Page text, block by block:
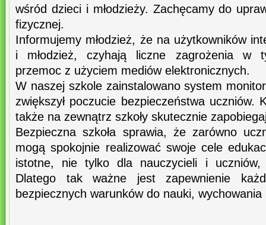
wśród dzieci i młodzieży. Zachęcamy do
fizycznej.
Informujemy młodzież, że na użytkowników
i młodzież, czyhają liczne zagrożenia w
przemoc z użyciem mediów elektronicznych.
W naszej szkole zainstalowano system
zwiększył poczucie bezpieczeństwa uczniów.
także na zewnątrz szkoły skutecznie
Bezpieczna szkoła sprawia, że zarówno
mogą spokojnie realizować swoje cele
istotne, nie tylko dla nauczycieli i
Dlatego tak ważne jest zapewnienie
bezpiecznych warunków do nauki, wychowania